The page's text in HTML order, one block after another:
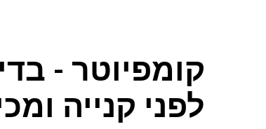
קומפיוטר -
לפני קנייה